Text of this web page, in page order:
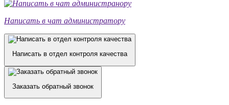
Написать в чат администратору
Написать в отдел контроля качества
Заказать обратный звонок